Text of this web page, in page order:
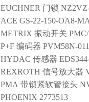
EUCHNER 门锁
ACE GS-22-150-OA8-
METRIX 振动开关
P+F 编码器 PVM58N-
HYDAC 传感器
REXROTH 信号放大器
PMA 带锁紧软管接头
PHOENIX 2773513